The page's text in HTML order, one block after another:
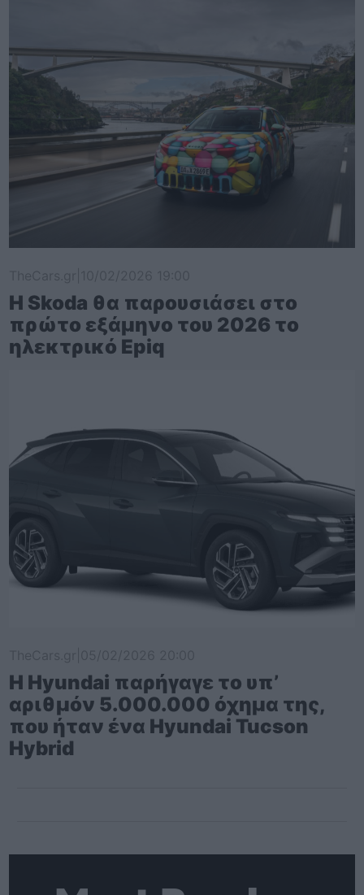
Η Skoda θα παρουσιάσει στο
πρώτο εξάμηνο του 2026 το
ηλεκτρικό Epiq
Η Hyundai παρήγαγε το υπ’
αριθμόν 5.000.000 όχημα της,
που ήταν ένα Hyundai Tucson
Hybrid